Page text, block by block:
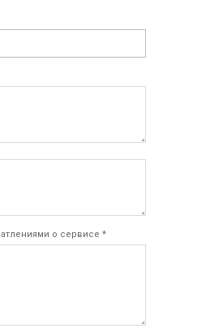
о сервисе *